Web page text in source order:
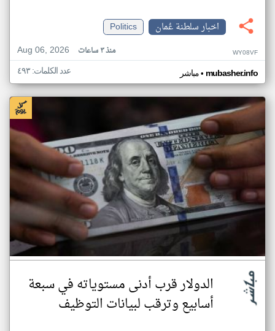
اخبار سلطنة عُمان
Politics
Aug 06, 2026
منذ ٣ ساعات WY08VF
مباشر• mubasher.info عدد الكلمات: ٤٩٣
الدولار قرب أدنى مستوياته في سبعة
أسابيع وترقب لبيانات التوظيف